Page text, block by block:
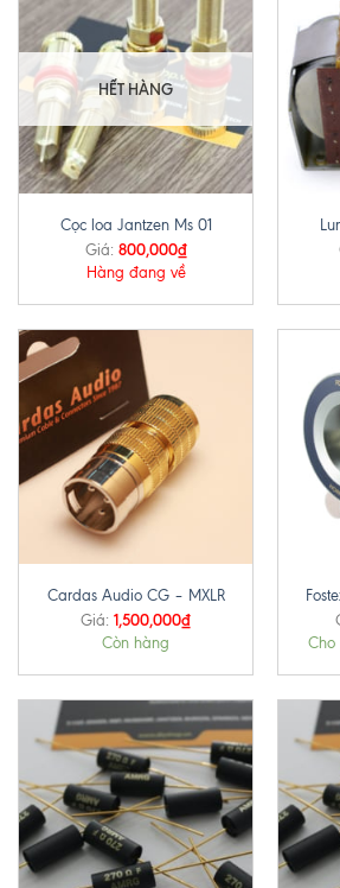
HẾT HÀNG
Cọc loa Jantzen Ms 01
Giá: 800,000₫
Hàng đang về
Cardas Audio CG – MXLR
Giá: 1,500,000₫
Còn hàng